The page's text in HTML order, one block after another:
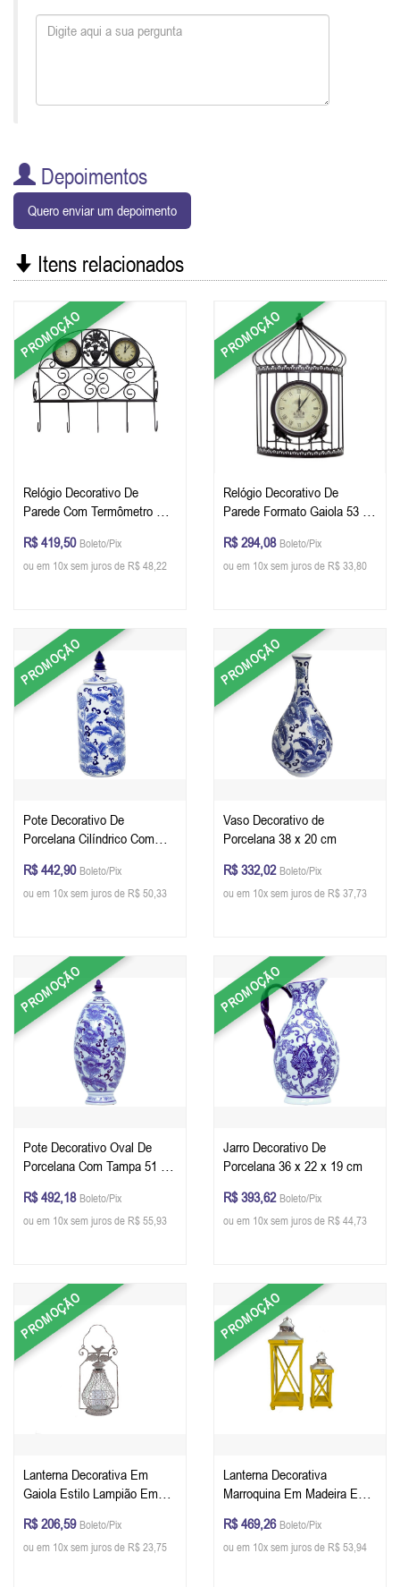
Depoimentos
Quero enviar um depoimento
Itens relacionados
PROMOÇÃO
Relógio Decorativo De
Parede Com Termômetro E
R$ 419,50 Boleto/Pix
ou em 10x sem juros de R$ 48,22
PROMOÇÃO
Relógio Decorativo De
Parede Formato Gaiola 53 x
R$ 294,08 Boleto/Pix
ou em 10x sem juros de R$ 33,80
PROMOÇÃO
Pote Decorativo De
Porcelana Cilíndrico Com
R$ 442,90 Boleto/Pix
ou em 10x sem juros de R$ 50,33
PROMOÇÃO
Vaso Decorativo de
Porcelana 38 x 20 cm
R$ 332,02 Boleto/Pix
ou em 10x sem juros de R$ 37,73
PROMOÇÃO
Pote Decorativo Oval De
Porcelana Com Tampa 51 x
R$ 492,18 Boleto/Pix
ou em 10x sem juros de R$ 55,93
PROMOÇÃO
Jarro Decorativo De
Porcelana 36 x 22 x 19 cm
R$ 393,62 Boleto/Pix
ou em 10x sem juros de R$ 44,73
PROMOÇÃO
Lanterna Decorativa Em
Gaiola Estilo Lampião Em
R$ 206,59 Boleto/Pix
ou em 10x sem juros de R$ 23,75
PROMOÇÃO
Lanterna Decorativa
Marroquina Em Madeira E
Cor Amarelo 62 x 22 x 22 cm
e 48 x 15 x 15 cm
R$ 469,26 Boleto/Pix
ou em 10x sem juros de R$ 53,94